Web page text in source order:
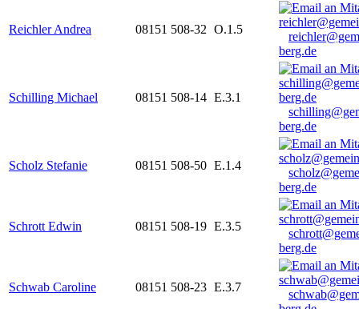
Reichler Andrea 08151 508-32 O.1.5
berg.de
Schilling Michael 08151 508-14 E.3.1
berg.de
Scholz Stefanie 08151 508-50 E.1.4
berg.de
Schrott Edwin 08151 508-19 E.3.5
berg.de
Schwab Caroline 08151 508-23 E.3.7